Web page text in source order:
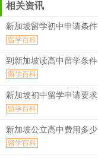
相关资讯
新加坡留学初中申请条件
留学百科
到新加坡读高中留学条件
留学百科
新加坡初中留学申请要求
留学百科
新加坡公立高中费用多少
留学百科